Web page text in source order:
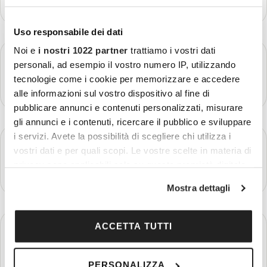
Uso responsabile dei dati
Noi e i nostri 1022 partner trattiamo i vostri dati
personali, ad esempio il vostro numero IP, utilizzando
tecnologie come i cookie per memorizzare e accedere
alle informazioni sul vostro dispositivo al fine di
pubblicare annunci e contenuti personalizzati, misurare
gli annunci e i contenuti, ricercare il pubblico e sviluppare
i servizi. Avete la possibilità di scegliere chi utilizza i
vostri dati e per quali scopi. Le vostre scelte in materia di
modificare o revocare il proprio consenso in qualsiasi
momento dalla Dichiarazione sui cookie o facendo clic
sull'icona di attivazione della privacy.
Con il tuo consenso, vorremmo anche:
Mostra dettagli
ACCETTA TUTTI
PERSONALIZZA
GIORNO 2
Bodø - Isole Lofoten
Più dettagli
GIORNO 3
Isole Lofoten - Harstad